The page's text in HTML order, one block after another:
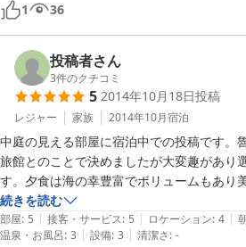
1 36
投稿者さん
3件のクチコミ
5 2014年10月18日投稿
レジャー 家族 2014年10月宿泊
中庭の見える部屋に宿泊中での投稿です。
旅館とのことで決めましたが大変趣があり
す。夕食は海の幸豊富でボリュームもあり
んの人柄の良さも伺え次回も利用させて頂き
続きを読む
部屋: 5 | 接客・サービス: 5 | ロケーション: 4 |
温泉・お風呂: 3 | 設備: 3 | 清潔さ: -